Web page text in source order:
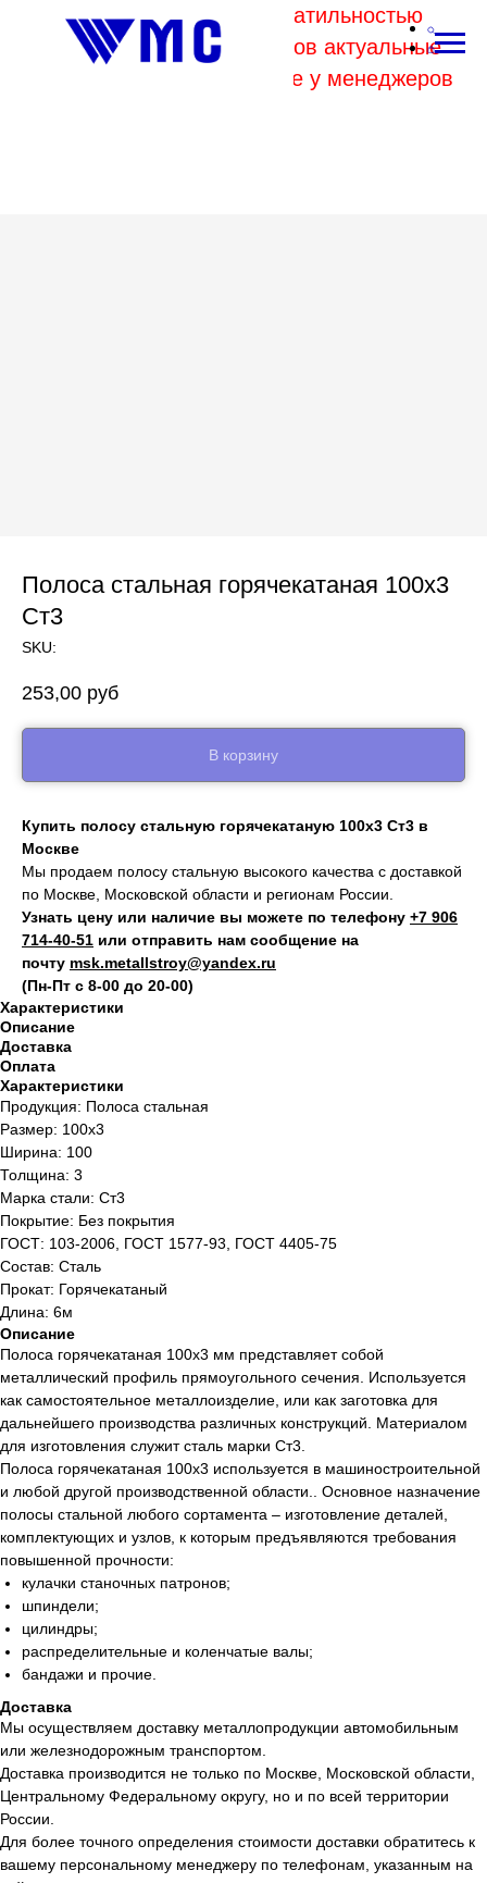
В связи с высокой волатильностью
отпускных цен комбинатов актуальные
цены на металл уточняйте у менеджеров
Полоса стальная горячекатаная 100х3
Ст3
SKU:
253,00 руб
В корзину
Купить полосу стальную горячекатаную 100х3 Ст3 в
Москве
Мы продаем полосу стальную высокого качества с доставкой
по Москве, Московской области и регионам России.
Узнать цену или наличие вы можете по телефону +7 906
714‑40-51 или отправить нам сообщение на
почту msk.metallstroy@yandex.ru
(Пн-Пт с 8-00 до 20-00)
Характеристики
Описание
Доставка
Оплата
Характеристики
Продукция: Полоса стальная
Размер: 100х3
Ширина: 100
Толщина: 3
Марка стали: Ст3
Покрытие: Без покрытия
ГОСТ: 103-2006, ГОСТ 1577-93, ГОСТ 4405-75
Состав: Сталь
Прокат: Горячекатаный
Длина: 6м
Описание
Полоса горячекатаная 100х3 мм представляет собой
металлический профиль прямоугольного сечения. Используется
как самостоятельное металлоизделие, или как заготовка для
дальнейшего производства различных конструкций. Материалом
для изготовления служит сталь марки Ст3.
Полоса горячекатаная 100х3 используется в машиностроительной
и любой другой производственной области.. Основное назначение
полосы стальной любого сортамента – изготовление деталей,
комплектующих и узлов, к которым предъявляются требования
повышенной прочности:
кулачки станочных патронов;
шпиндели;
цилиндры;
распределительные и коленчатые валы;
бандажи и прочие.
Доставка
Мы осуществляем доставку металлопродукции автомобильным
или железнодорожным транспортом.
Доставка производится не только по Москве, Московской области,
Центральному Федеральному округу, но и по всей территории
России.
Для более точного определения стоимости доставки обратитесь к
вашему персональному менеджеру по телефонам, указанным на